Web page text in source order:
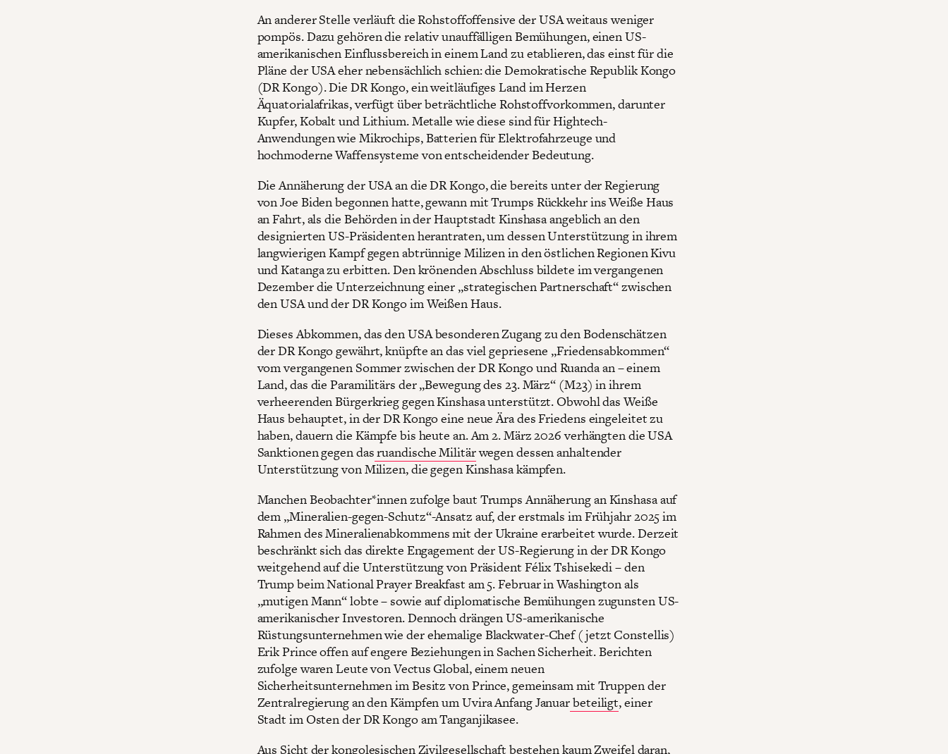
An anderer Stelle verläuft die Rohstoffoffensive der USA weitaus weniger
pompös. Dazu gehören die relativ unauffälligen Bemühungen, einen US-
amerikanischen Einflussbereich in einem Land zu etablieren, das einst für die
Pläne der USA eher nebensächlich schien: die Demokratische Republik Kongo
(DR Kongo). Die DR Kongo, ein weitläufiges Land im Herzen
Äquatorialafrikas, verfügt über beträchtliche Rohstoffvorkommen, darunter
Kupfer, Kobalt und Lithium. Metalle wie diese sind für Hightech-
Anwendungen wie Mikrochips, Batterien für Elektrofahrzeuge und
hochmoderne Waffensysteme von entscheidender Bedeutung.
Die Annäherung der USA an die DR Kongo, die bereits unter der Regierung
von Joe Biden begonnen hatte, gewann mit Trumps Rückkehr ins Weiße Haus
an Fahrt, als die Behörden in der Hauptstadt Kinshasa angeblich an den
designierten US-Präsidenten herantraten, um dessen Unterstützung in ihrem
langwierigen Kampf gegen abtrünnige Milizen in den östlichen Regionen Kivu
und Katanga zu erbitten. Den krönenden Abschluss bildete im vergangenen
Dezember die Unterzeichnung einer „strategischen Partnerschaft“ zwischen
den USA und der DR Kongo im Weißen Haus.
Dieses Abkommen, das den USA besonderen Zugang zu den Bodenschätzen
der DR Kongo gewährt, knüpfte an das viel gepriesene „Friedensabkommen“
vom vergangenen Sommer zwischen der DR Kongo und Ruanda an – einem
Land, das die Paramilitärs der „Bewegung des 23. März“ (M23) in ihrem
verheerenden Bürgerkrieg gegen Kinshasa unterstützt. Obwohl das Weiße
Haus behauptet, in der DR Kongo eine neue Ära des Friedens eingeleitet zu
haben, dauern die Kämpfe bis heute an. Am 2. März 2026 verhängten die USA
Sanktionen gegen dasruandische Militärwegen dessen anhaltender
Unterstützung von Milizen, die gegen Kinshasa kämpfen.
Manchen Beobachter*innen zufolge baut Trumps Annäherung an Kinshasa auf
dem „Mineralien-gegen-Schutz“-Ansatz auf, der erstmals im Frühjahr 2025 im
Rahmen des Mineralienabkommens mit der Ukraine erarbeitet wurde. Derzeit
beschränkt sich das direkte Engagement der US-Regierung in der DR Kongo
weitgehend auf die Unterstützung von Präsident Félix Tshisekedi – den
Trump beim National Prayer Breakfast am 5. Februar in Washington als
„mutigen Mann“ lobte – sowie auf diplomatische Bemühungen zugunsten US-
amerikanischer Investoren. Dennoch drängen US-amerikanische
Rüstungsunternehmen wie der ehemalige Blackwater-Chef (jetzt Constellis)
Erik Prince offen auf engere Beziehungen in Sachen Sicherheit. Berichten
zufolge waren Leute von Vectus Global, einem neuen
Sicherheitsunternehmen im Besitz von Prince, gemeinsam mit Truppen der
Zentralregierung an den Kämpfen um Uvira Anfang Januarbeteiligt, einer
Stadt im Osten der DR Kongo am Tanganjikasee.
Aus Sicht der kongolesischen Zivilgesellschaft bestehen kaum Zweifel daran,